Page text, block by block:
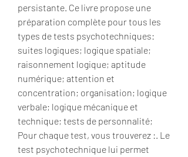
persistante. Ce livre propose une
préparation complète pour tous les
types de tests psychotechniques:
suites logiques; logique spatiale;
raisonnement logique; aptitude
numérique; attention et
concentration; organisation; logique
verbale; logique mécanique et
technique; tests de personnalité;
Pour chaque test, vous trouverez :. Le
test psychotechnique lui permet